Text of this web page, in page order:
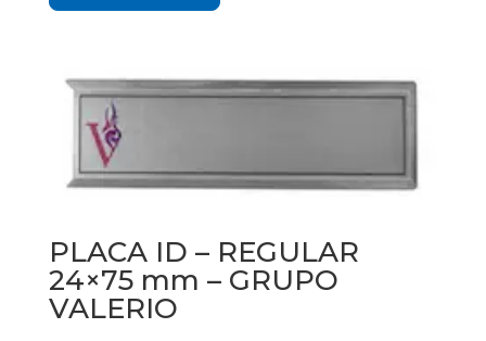
PLACA ID – REGULAR
24×75 mm – GRUPO
VALERIO